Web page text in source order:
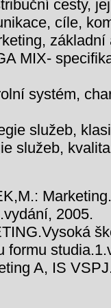
cesty,
cíle,
MIX-
systém,
služeb,
služeb,
2005.
formu
A, IS